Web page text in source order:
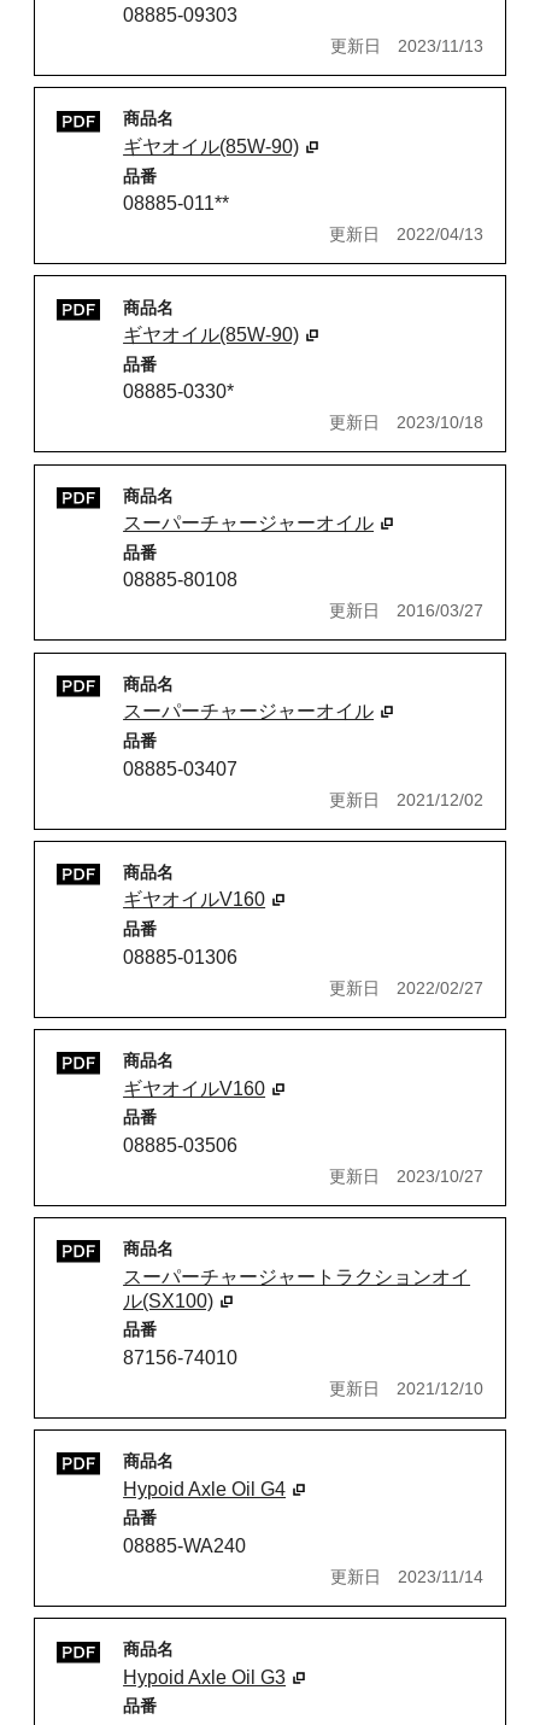
08885-09303
更新日 2023/11/13
商品名
ギヤオイル(85W-90)
品番
08885-011**
更新日 2022/04/13
商品名
ギヤオイル(85W-90)
品番
08885-0330*
更新日 2023/10/18
商品名
スーパーチャージャーオイル
品番
08885-80108
更新日 2016/03/27
商品名
スーパーチャージャーオイル
品番
08885-03407
更新日 2021/12/02
商品名
ギヤオイルV160
品番
08885-01306
更新日 2022/02/27
商品名
ギヤオイルV160
品番
08885-03506
更新日 2023/10/27
商品名
スーパーチャージャートラクションオイ
ル(SX100)
品番
87156-74010
更新日 2021/12/10
商品名
Hypoid Axle Oil G4
品番
08885-WA240
更新日 2023/11/14
商品名
Hypoid Axle Oil G3
品番